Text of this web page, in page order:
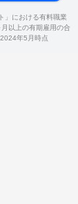
」における有料職業
以上の有期雇用の合
年5月時点